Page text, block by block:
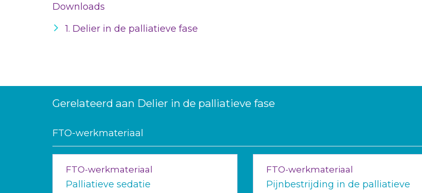
Downloads
1. Delier in de palliatieve fase
Gerelateerd aan Delier in de palliatieve fase
FTO-werkmateriaal
FTO-werkmateriaal
Palliatieve sedatie
FTO-werkmateriaal
Pijnbestrijding in de palliatieve